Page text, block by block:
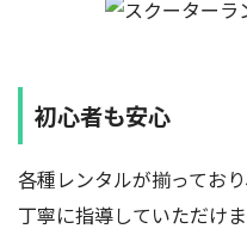
初心者も安心
各種レンタルが揃ってお
丁寧に指導していただけ